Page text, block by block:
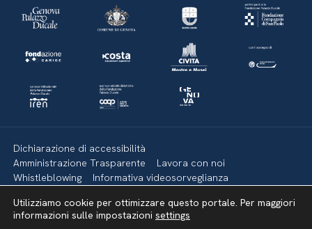
Dichiarazione di accessibilità
Amministrazione Trasparente
Lavora con noi
Whistleblowing
Informativa videosorveglianza
Mappa del sito
Utilizziamo cookie per ottimizzare questo portale. Per maggiori
informazioni sulle impostazioni settings